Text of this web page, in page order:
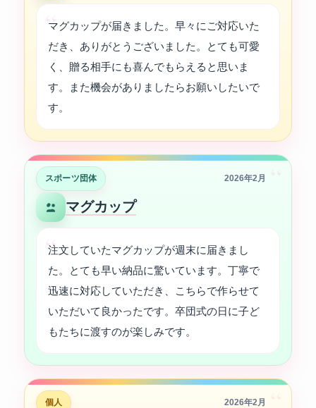
マグカップが届きました。早々にご対応いた
だき、ありがとうございました。とても可愛
く、贈る相手にも喜んでもらえると思いま
す。また機会がありましたらお願いしたいで
す。
スポーツ団体 2026年2月
マグカップ
注文していたマグカップが週末に届きまし
た。とても早い納品に驚いています。丁寧で
迅速に対応していただき、こちらで作らせて
いただいて良かったです。卒団式の日に子ど
もたちに渡すのが楽しみです。
個人 2026年2月